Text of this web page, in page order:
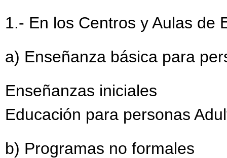
1.- En los Centros y Aulas de
a) Enseñanza básica para
Enseñanzas iniciales
Educación para personas
b) Programas no formales